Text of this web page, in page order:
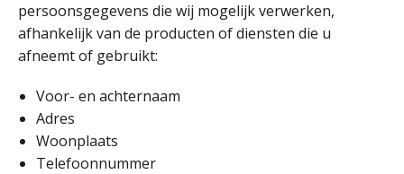
persoonsgegevens die wij mogelijk verwerken,
afhankelijk van de producten of diensten die u
afneemt of gebruikt:
Voor- en achternaam
Adres
Woonplaats
Telefoonnummer